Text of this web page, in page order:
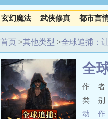
玄幻魔法 武侠修真 都市言
首页 >其他类型 >全球追捕：
全
作 者
类 别
动 作